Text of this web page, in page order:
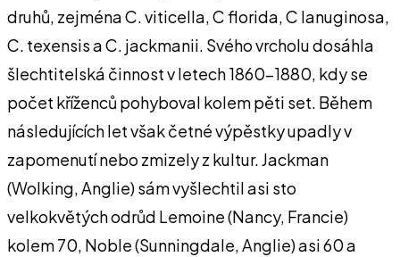
druhů, zejména C. viticella, C florida, C lanuginosa,
C. texensis a C. jackmanii. Svého vrcholu dosáhla
šlechtitelská činnost v letech 1860-1880, kdy se
počet kříženců pohyboval kolem pěti set. Během
následujících let však četné výpěstky upadly v
zapomenutí nebo zmizely z kultur. Jackman
(Wolking, Anglie) sám vyšlechtil asi sto
velkokvětých odrůd Lemoine (Nancy, Francie)
kolem 70, Noble (Sunningdale, Anglie) asi 60 a